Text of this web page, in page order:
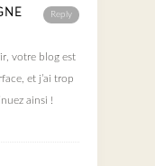
Reply
votre blog est
et j’ai trop
ainsi !